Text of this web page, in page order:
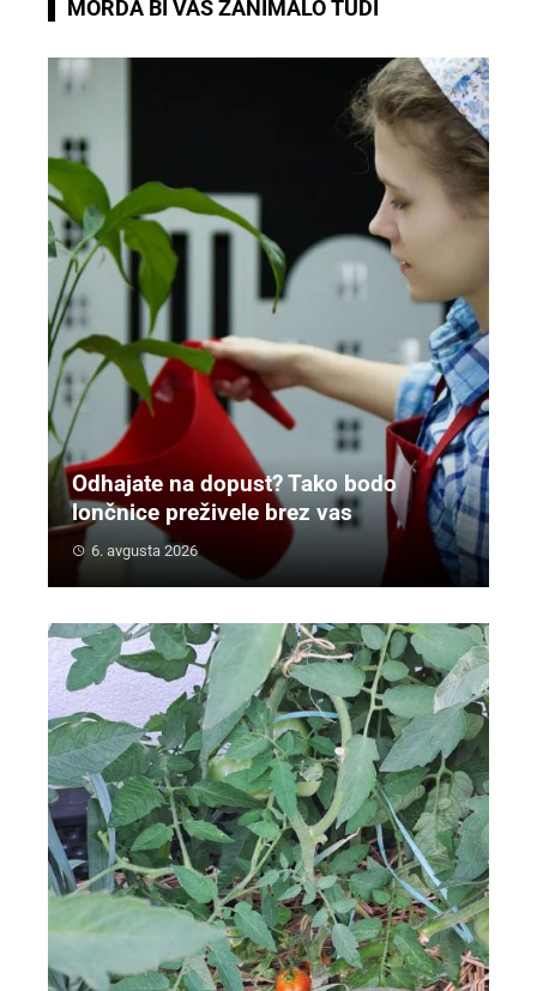
MORDA BI VAS ZANIMALO TUDI
Odhajate na dopust? Tako bodo
lončnice preživele brez vas
6. avgusta 2026